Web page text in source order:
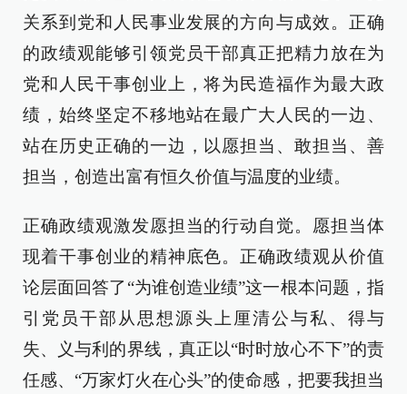
关系到党和人民事业发展的方向与成效。正确
的政绩观能够引领党员干部真正把精力放在为
党和人民干事创业上，将为民造福作为最大政
绩，始终坚定不移地站在最广大人民的一边、
站在历史正确的一边，以愿担当、敢担当、善
担当，创造出富有恒久价值与温度的业绩。
正确政绩观激发愿担当的行动自觉。愿担当体
现着干事创业的精神底色。正确政绩观从价值
论层面回答了“为谁创造业绩”这一根本问题，指
引党员干部从思想源头上厘清公与私、得与
失、义与利的界线，真正以“时时放心不下”的责
任感、“万家灯火在心头”的使命感，把要我担当